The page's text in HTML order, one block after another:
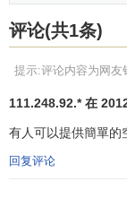
是没有明确概念
院还没有规定“其
备。另外，在公
质权、股权信托等
在股东名册的记
项”。这样实践中
评论(共1条)
提示:评论内容为网友
111.248.92.* 在
有人可以提供簡單的
回复评论